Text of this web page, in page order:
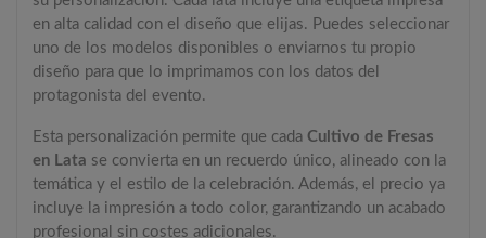
en alta calidad con el diseño que elijas. Puedes seleccionar
uno de los modelos disponibles o enviarnos tu propio
diseño para que lo imprimamos con los datos del
protagonista del evento.
Esta personalización permite que cadaCultivo de Fresas
en Lata se convierta en un recuerdo único, alineado con la
temática y el estilo de la celebración. Además, el precio ya
incluye la impresión a todo color, garantizando un acabado
profesional sin costes adicionales.